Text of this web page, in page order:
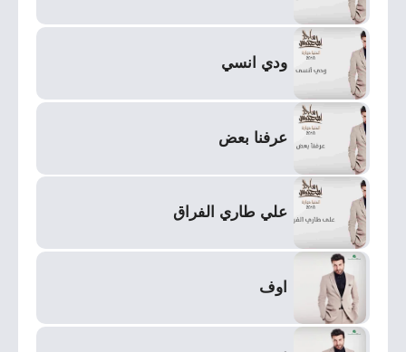
ودي انسي
عرفنا بعض
علي طاري الفراق
اوف